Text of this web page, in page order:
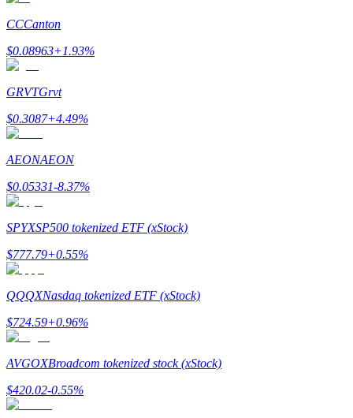
การแนะนำ
BTC Welcome Rewards
Deposit & Trade BTC to Share 25000 USDT prize pool!
Deposit CASHCAT & Win
CCCanton
$0.08963+1.93%
GRVTGrvt
$0.3087+4.49%
AEONAEON
$0.05331-8.37%
SPYXSP500 tokenized ETF (xStock)
$777.79+0.55%
QQQXNasdaq tokenized ETF (xStock)
$724.59+0.96%
AVGOXBroadcom tokenized stock (xStock)
$420.02-0.55%